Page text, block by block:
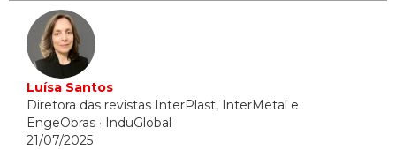
Luísa Santos
Diretora das revistas InterPlast, InterMetal e
EngeObras · InduGlobal
21/07/2025